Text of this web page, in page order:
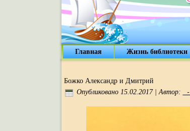
Главная Жизнь библиотеки
Божко Александр и Дмитрий
Опубликовано 15.02.2017|Автор: _-_